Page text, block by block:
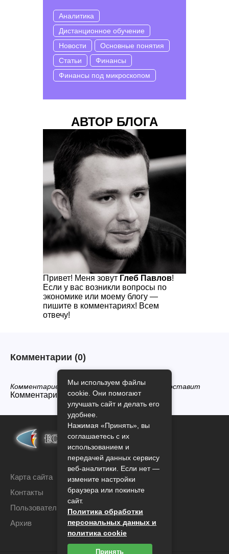
Аналитика
Дистанционное обучение
Новости
Основные понятия
Статьи
Финансы
Финансы под микроскопом
АВТОР БЛОГА
Привет! Меня зовут Глеб Павлов!
Если у вас возникли вопросы по
экономике или моему блогу —
пишите в комментариях! Всем
отвечу!
Комментарии (0)
Комментариев нет, будьте первым кто его оставит
Комментарии закрыты.
Карта сайта
Контакты
Пользовательское соглашение
Архив
Мы используем файлы
cookie. Они помогают
улучшать сайт и делать его
удобнее.
Нажимая «Принять», вы
соглашаетесь с их
использованием и
передачей данных сервису
веб-аналитики. Если нет —
измените настройки
браузера или покиньте
сайт.
Политика обработки
персональных данных и
политика cookie
Принять